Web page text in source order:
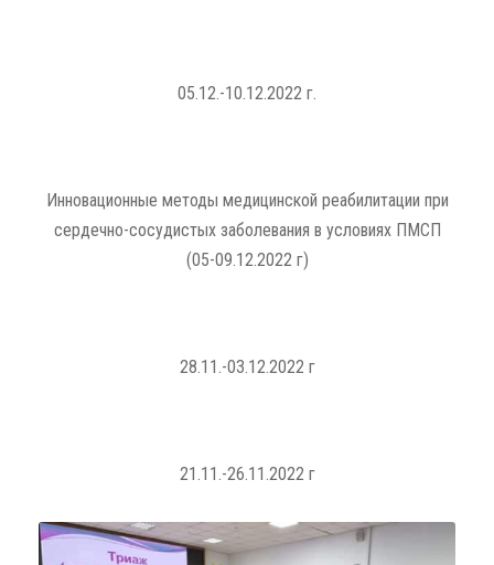
05.12.-10.12.2022 г.
Инновационные методы медицинской реабилитации при
сердечно-сосудистых заболевания в условиях ПМСП
(05-09.12.2022 г)
28.11.-03.12.2022 г
21.11.-26.11.2022 г